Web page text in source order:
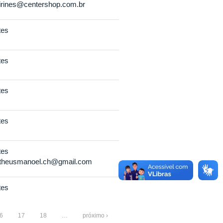
17 18 … próximo ›